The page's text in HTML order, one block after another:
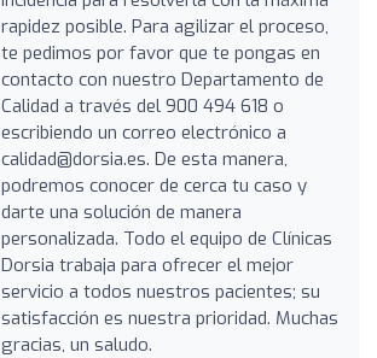
rapidez posible. Para agilizar el proceso,
te pedimos por favor que te pongas en
contacto con nuestro Departamento de
Calidad a través del 900 494 618 o
escribiendo un correo electrónico a
calidad@dorsia.es. De esta manera,
podremos conocer de cerca tu caso y
darte una solución de manera
personalizada. Todo el equipo de Clínicas
Dorsia trabaja para ofrecer el mejor
servicio a todos nuestros pacientes; su
satisfacción es nuestra prioridad. Muchas
gracias, un saludo.